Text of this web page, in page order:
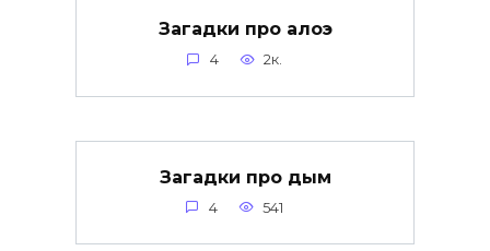
Загадки про алоэ
4 2к.
Загадки про дым
4 541